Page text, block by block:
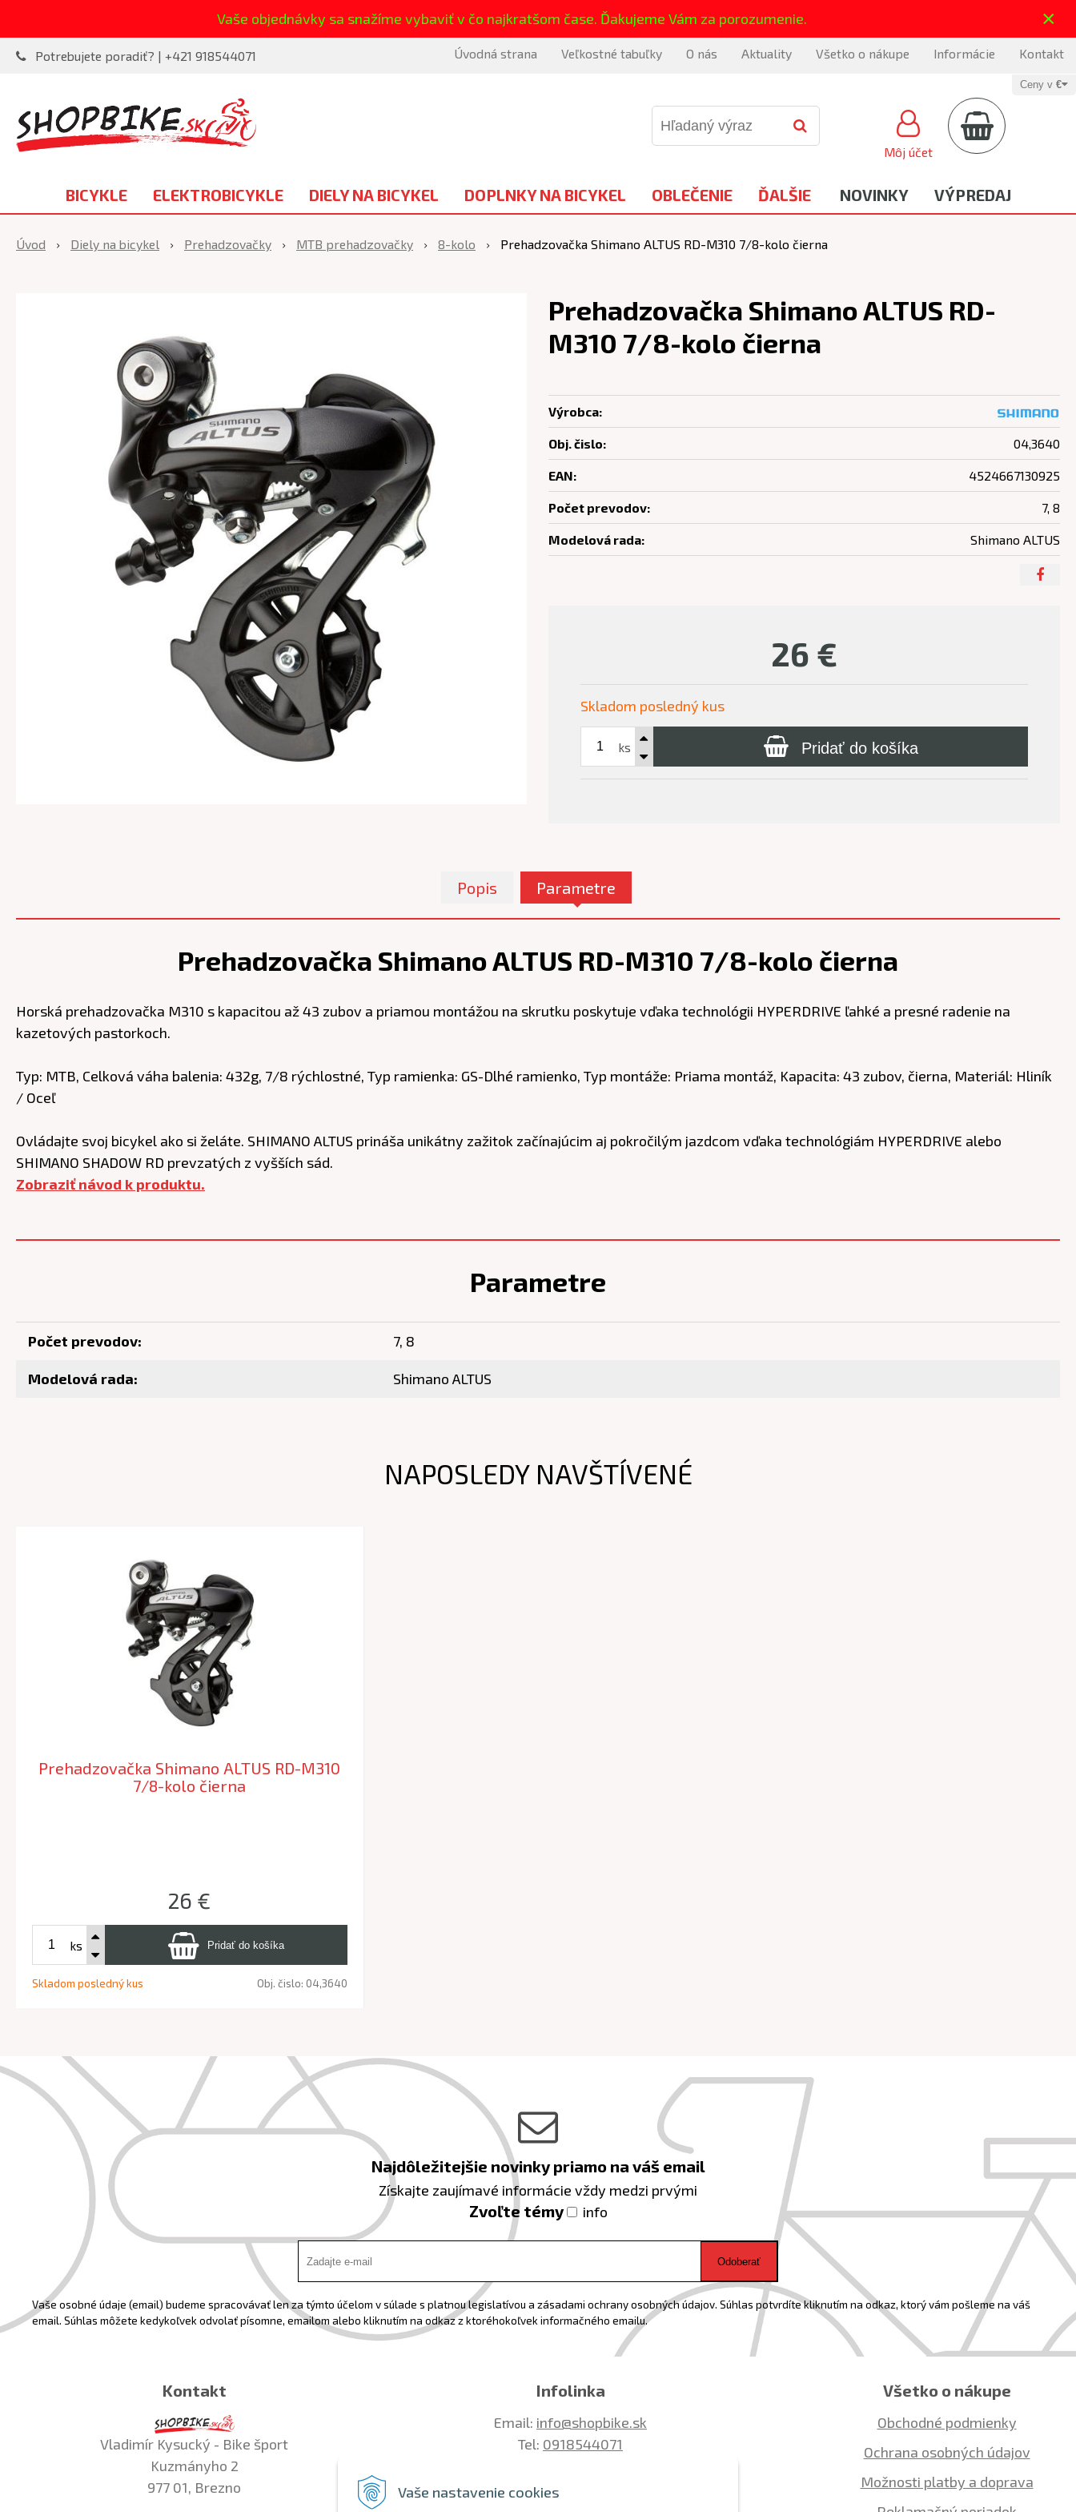
Vaše nastavenie cookies
Vaše objednávky sa snažíme vybaviť v čo najkratšom čase. Ďakujeme Vám za porozumenie. ×
Potrebujete poradiť? | +421 918544071 Úvodná strana Veľkostné tabuľky O nás Aktuality Všetko o nákupe Informácie Kontakt
Môj účet
Ceny v €
BICYKLE ELEKTROBICYKLE DIELY NA BICYKEL DOPLNKY NA BICYKEL OBLEČENIE ĎALŠIE NOVINKY VÝPREDAJ
Úvod Diely na bicykel Prehadzovačky MTB prehadzovačky 8-kolo Prehadzovačka Shimano ALTUS RD-M310 7/8-kolo čierna
Prehadzovačka Shimano ALTUS RD-
M310 7/8-kolo čierna
26 €
Skladom posledný kus
ks Pridať do košíka
Výrobca:
Obj. čislo: 04,3640
EAN: 4524667130925
Počet prevodov: 7, 8
Modelová rada: Shimano ALTUS
Popis Parametre
Prehadzovačka Shimano ALTUS RD-M310 7/8-kolo čierna
Horská prehadzovačka M310 s kapacitou až 43 zubov a priamou montážou na skrutku poskytuje vďaka technológii HYPERDRIVE ľahké a presné radenie na
kazetových pastorkoch.
Typ: MTB, Celková váha balenia: 432g, 7/8 rýchlostné, Typ ramienka: GS-Dlhé ramienko, Typ montáže: Priama montáž, Kapacita: 43 zubov, čierna, Materiál: Hliník
/ Oceľ
Ovládajte svoj bicykel ako si želáte. SHIMANO ALTUS prináša unikátny zažitok začínajúcim aj pokročilým jazdcom vďaka technológiám HYPERDRIVE alebo
SHIMANO SHADOW RD prevzatých z vyšších sád.
Zobraziť návod k produktu.
Parametre
Počet prevodov: 7, 8
Modelová rada: Shimano ALTUS
NAPOSLEDY NAVŠTÍVENÉ
Prehadzovačka Shimano ALTUS RD-M310
7/8-kolo čierna
26 €
ks
Skladom posledný kus Obj. čislo: 04,3640
Najdôležitejšie novinky priamo na váš email
Získajte zaujímavé informácie vždy medzi prvými
Zvoľte témy info
Odoberať
Vaše osobné údaje (email) budeme spracovávať len za týmto účelom v súlade s platnou legislatívou a zásadami ochrany osobných údajov. Súhlas potvrdíte kliknutím na odkaz, ktorý vám pošleme na váš
email. Súhlas môžete kedykoľvek odvolať písomne, emailom alebo kliknutím na odkaz z ktoréhokoľvek informačného emailu.
Kontakt
Vladimír Kysucký - Bike šport
Kuzmányho 2
977 01, Brezno
Infolinka
Email: info@shopbike.sk
Tel: 0918544071
Všetko o nákupe
Obchodné podmienky
Ochrana osobných údajov
Možnosti platby a doprava